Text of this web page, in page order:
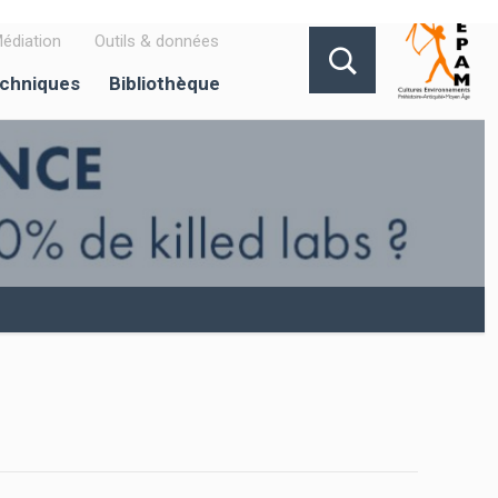
Outils & données
Bibliothèque